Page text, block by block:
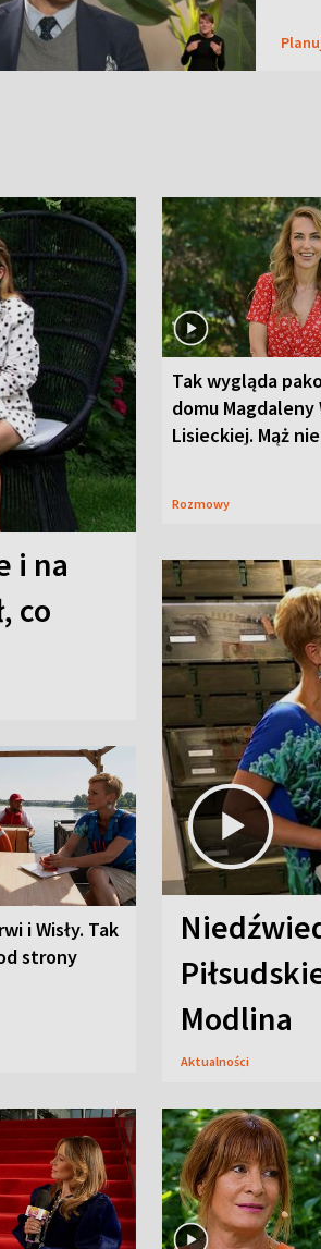
i na
co
Tak wygląda
domu
Lisieckiej. Mąż
Rozmowy
i Wisły. Tak
strony
Modlina
Aktualności